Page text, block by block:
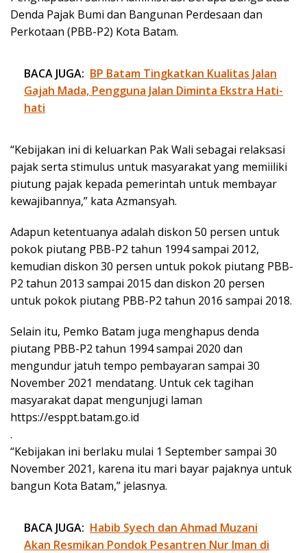
Denda Pajak Bumi dan Bangunan Perdesaan dan
Perkotaan (PBB-P2) Kota Batam.
BACA JUGA: BP Batam Tingkatkan Kualitas Jalan
Gajah Mada, Pengguna Jalan Diminta Ekstra Hati-
hati
“Kebijakan ini di keluarkan Pak Wali sebagai relaksasi
pajak serta stimulus untuk masyarakat yang memiiliki
piutung pajak kepada pemerintah untuk membayar
kewajibannya,” kata Azmansyah.
Adapun ketentuanya adalah diskon 50 persen untuk
pokok piutang PBB-P2 tahun 1994 sampai 2012,
kemudian diskon 30 persen untuk pokok piutang PBB-
P2 tahun 2013 sampai 2015 dan diskon 20 persen
untuk pokok piutang PBB-P2 tahun 2016 sampai 2018.
Selain itu, Pemko Batam juga menghapus denda
piutang PBB-P2 tahun 1994 sampai 2020 dan
mengundur jatuh tempo pembayaran sampai 30
November 2021 mendatang. Untuk cek tagihan
masyarakat dapat mengunjugi laman
https://esppt.batam.go.id
.
“Kebijakan ini berlaku mulai 1 September sampai 30
November 2021, karena itu mari bayar pajaknya untuk
bangun Kota Batam,” jelasnya.
BACA JUGA: Habib Syech dan Ahmad Muzani
Akan Resmikan Pondok Pesantren Nur Iman di